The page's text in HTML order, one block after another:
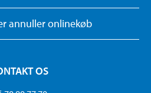
annuller onlinekøb
OS